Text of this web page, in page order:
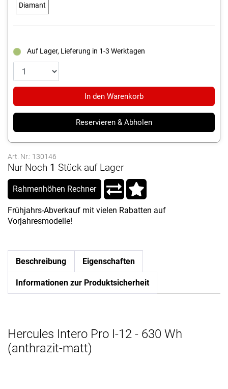
Diamant
Auf Lager, Lieferung in 1-3 Werktagen
In den Warenkorb
Reservieren & Abholen
Art. Nr.: 130146
Nur Noch 1 Stück auf Lager
Rahmenhöhen Rechner
Frühjahrs-Abverkauf mit vielen Rabatten auf
Vorjahresmodelle!
Beschreibung Eigenschaften
Informationen zur Produktsicherheit
Hercules Intero Pro I-12 - 630 Wh
(anthrazit-matt)